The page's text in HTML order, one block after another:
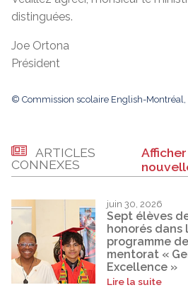
distinguées.
Joe Ortona
Président
© Commission scolaire English-Montréal,
ARTICLES
CONNEXES
juin 30, 2026
Sept élèves
honorés dans
programme
mentorat «
Excellence »
Lire la suite